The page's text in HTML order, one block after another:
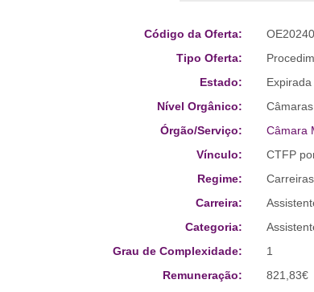
Código da Oferta:
Tipo Oferta:
Estado:
Expirada
Nível Orgânico:
Órgão/Serviço:
Câmara
Vínculo:
CTFP
Regime:
Carreira:
Categoria:
Grau de Complexidade:
1
Remuneração:
821,83€